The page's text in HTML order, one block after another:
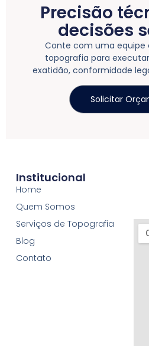
Precisão
decisões
Conte com uma equipe
topografia para
exatidão, conformidade
Solicitar
Institucional
Home
Quem Somos
Serviços de Topografia
Blog
Contato